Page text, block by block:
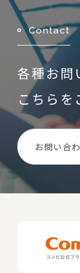
Contact
各種お問
こちらを
お問い合